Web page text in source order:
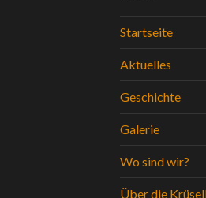
Startseite
Aktuelles
Geschichte
Galerie
Wo sind wir?
Über die